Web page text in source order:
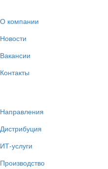
О компании
Новости
Вакансии
Контакты
Направления
Дистрибуция
ИТ-услуги
Производство